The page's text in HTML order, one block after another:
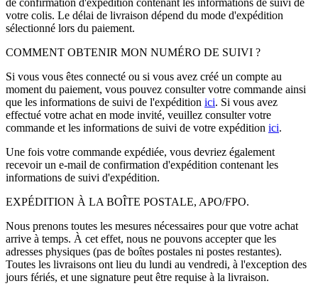
de confirmation d'expédition contenant les informations de suivi de
votre colis. Le délai de livraison dépend du mode d'expédition
sélectionné lors du paiement.
COMMENT OBTENIR MON NUMÉRO DE SUIVI ?
Si vous vous êtes connecté ou si vous avez créé un compte au
moment du paiement, vous pouvez consulter votre commande ainsi
que les informations de suivi de l'expédition ici. Si vous avez
effectué votre achat en mode invité, veuillez consulter votre
commande et les informations de suivi de votre expédition ici.
Une fois votre commande expédiée, vous devriez également
recevoir un e-mail de confirmation d'expédition contenant les
informations de suivi d'expédition.
EXPÉDITION À LA BOÎTE POSTALE, APO/FPO.
Nous prenons toutes les mesures nécessaires pour que votre achat
arrive à temps. À cet effet, nous ne pouvons accepter que les
adresses physiques (pas de boîtes postales ni postes restantes).
Toutes les livraisons ont lieu du lundi au vendredi, à l'exception des
jours fériés, et une signature peut être requise à la livraison.